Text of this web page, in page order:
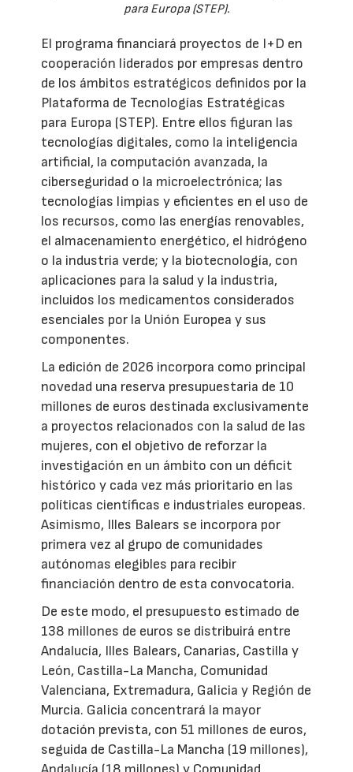
para Europa (STEP).
El programa financiará proyectos de I+D en
cooperación liderados por empresas dentro
de los ámbitos estratégicos definidos por la
Plataforma de Tecnologías Estratégicas
para Europa (STEP). Entre ellos figuran las
tecnologías digitales, como la inteligencia
artificial, la computación avanzada, la
ciberseguridad o la microelectrónica; las
tecnologías limpias y eficientes en el uso de
los recursos, como las energías renovables,
el almacenamiento energético, el hidrógeno
o la industria verde; y la biotecnología, con
aplicaciones para la salud y la industria,
incluidos los medicamentos considerados
esenciales por la Unión Europea y sus
componentes.
La edición de 2026 incorpora como principal
novedad una reserva presupuestaria de 10
millones de euros destinada exclusivamente
a proyectos relacionados con la salud de las
mujeres, con el objetivo de reforzar la
investigación en un ámbito con un déficit
histórico y cada vez más prioritario en las
políticas científicas e industriales europeas.
Asimismo, Illes Balears se incorpora por
primera vez al grupo de comunidades
autónomas elegibles para recibir
financiación dentro de esta convocatoria.
De este modo, el presupuesto estimado de
138 millones de euros se distribuirá entre
Andalucía, Illes Balears, Canarias, Castilla y
León, Castilla-La Mancha, Comunidad
Valenciana, Extremadura, Galicia y Región de
Murcia. Galicia concentrará la mayor
dotación prevista, con 51 millones de euros,
seguida de Castilla-La Mancha (19 millones),